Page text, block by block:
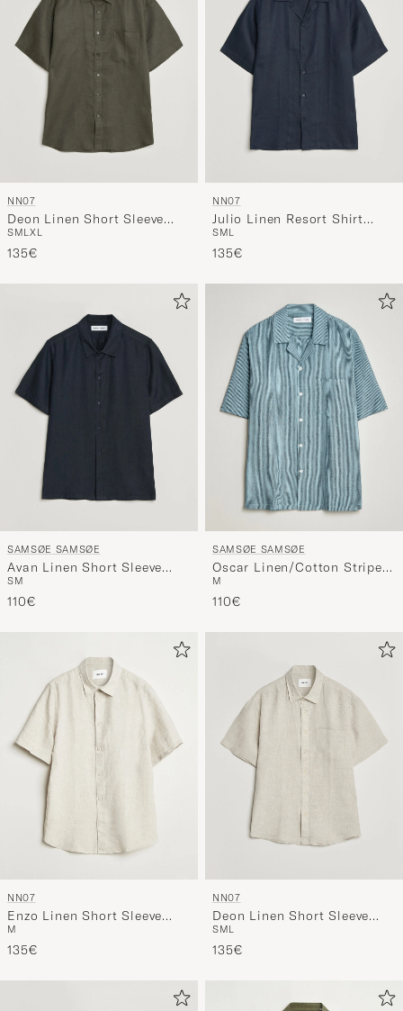
NN07
Deon Linen Short Sleeve
Shirt Dark Army
SMLXL
135€
NN07
Julio Linen Resort Shirt
Navy Blue
SML
135€
SAMSØE SAMSØE
Avan Linen Short Sleeve
Shirt Salute Navy
SM
110€
SAMSØE SAMSØE
Oscar Linen/Cotton Striped
Short Sleeve Shirt
Tourmaline
M
110€
NN07
Enzo Linen Short Sleeve
Shirt Oat
M
135€
NN07
Deon Linen Short Sleeve
Shirt Oat
SML
135€